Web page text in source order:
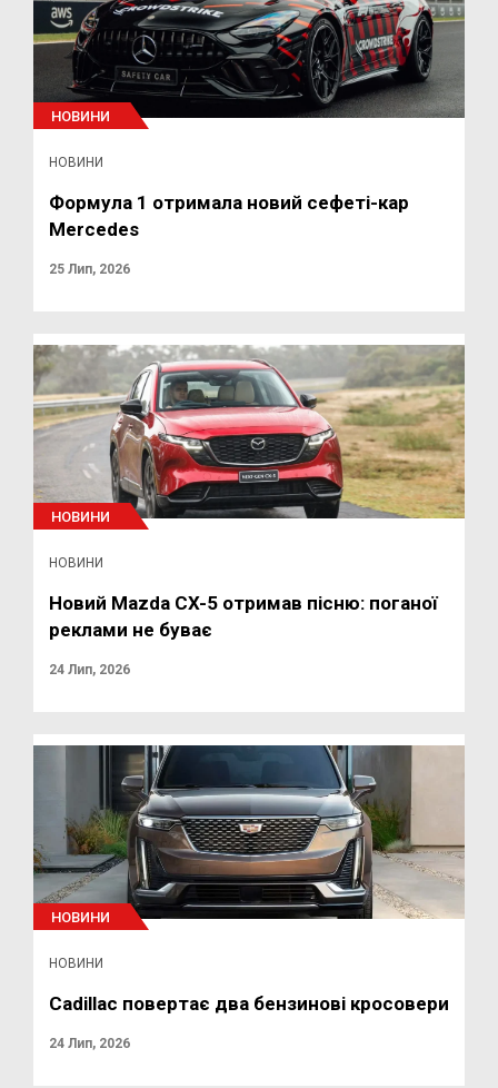
НОВИНИ
НОВИНИ
Формула 1 отримала новий сефеті-кар
Mercedes
25 Лип, 2026
НОВИНИ
НОВИНИ
Новий Mazda CX-5 отримав пісню: поганої
реклами не буває
24 Лип, 2026
НОВИНИ
НОВИНИ
Cadillac повертає два бензинові кросовери
24 Лип, 2026